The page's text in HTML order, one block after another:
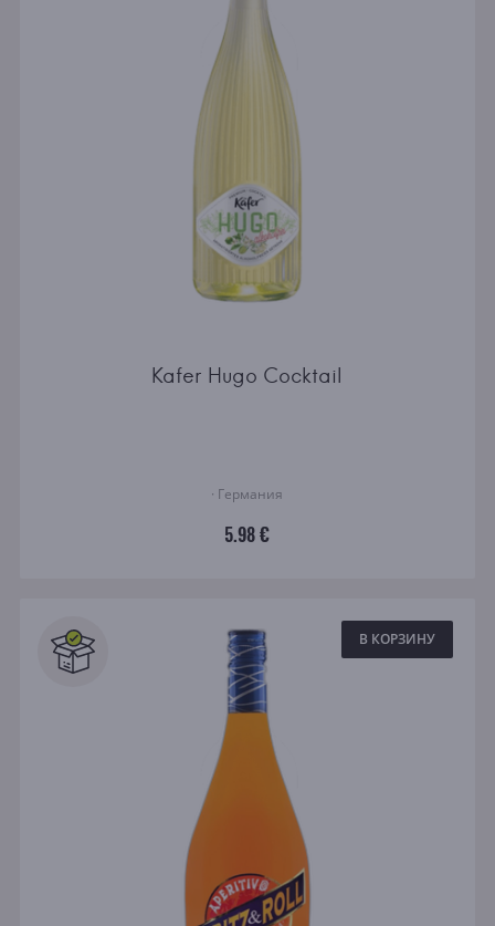
Kafer Hugo Cocktail
· Германия
5.98 €
В КОРЗИНУ